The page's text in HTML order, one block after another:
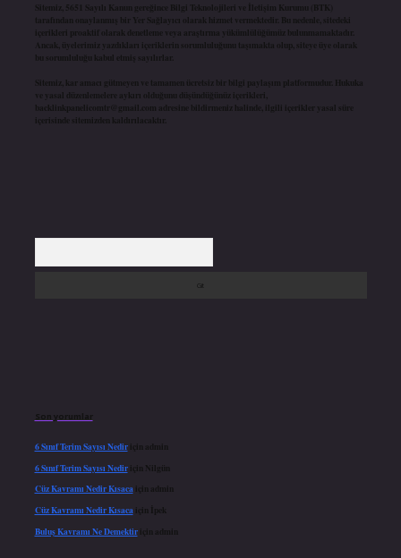
Sitemiz, 5651 Sayılı Kanun gereğince Bilgi Teknolojileri ve İletişim Kurumu (BTK)
tarafından onaylanmış bir Yer Sağlayıcı olarak hizmet vermektedir. Bu nedenle, sitedeki
içerikleri proaktif olarak denetleme veya araştırma yükümlülüğümüz bulunmamaktadır.
Ancak, üyelerimiz yazdıkları içeriklerin sorumluluğunu taşımakta olup, siteye üye olarak
bu sorumluluğu kabul etmiş sayılırlar.
Sitemiz, kar amacı gütmeyen ve tamamen ücretsiz bir bilgi paylaşım platformudur. Hukuka
ve yasal düzenlemelere aykırı olduğunu düşündüğünüz içerikleri,
backlinkpanelicomtr@gmail.com adresine bildirmeniz halinde, ilgili içerikler yasal süre
içerisinde sitemizden kaldırılacaktır.
Son yorumlar
6 Sınıf Terim Sayısı Nediriçin admin
6 Sınıf Terim Sayısı Nediriçin Nilgün
Cüz Kavramı Nedir Kısacaiçin admin
Cüz Kavramı Nedir Kısacaiçin
İpek
Buluş Kavramı Ne Demektiriçin admin